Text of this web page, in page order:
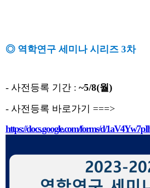
◎ 역학연구 세미나 시리즈 3차
- 사전등록 기간 : ~5/8(월)
- 사전등록 바로가기 ===>
https://docs.google.com/forms/d/